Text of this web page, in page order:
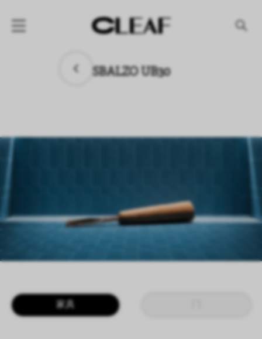
公司
SHAPING SURFACES
SBALZO UB30
家具